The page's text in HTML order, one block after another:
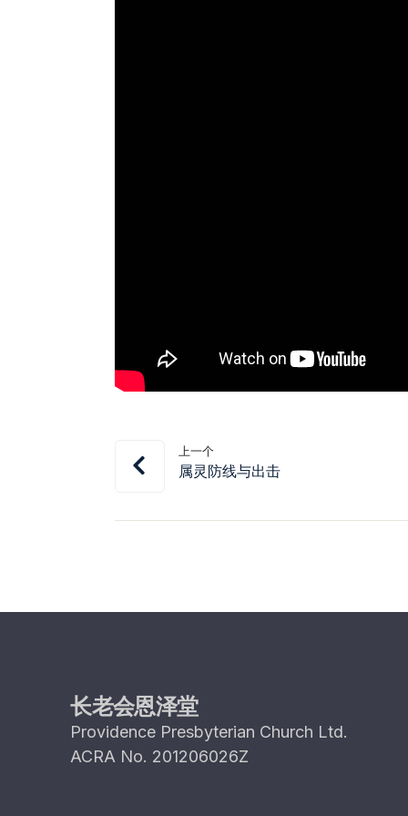
上一个
属灵防线与出击
长老会恩泽堂
Providence Presbyterian Church Ltd.
ACRA No. 201206026Z